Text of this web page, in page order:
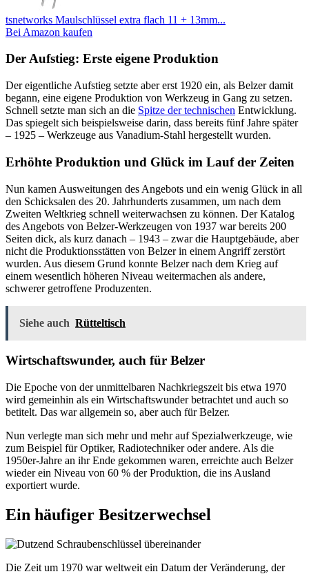
tsnetworks Maulschlüssel extra flach 11 + 13mm...
Bei Amazon kaufen
Der Aufstieg: Erste eigene Produktion
Der eigentliche Aufstieg setzte aber erst 1920 ein, als Belzer damit
begann, eine eigene Produktion von Werkzeug in Gang zu setzen.
Schnell setzte man sich an die Spitze der technischen Entwicklung.
Das spiegelt sich beispielsweise darin, dass bereits fünf Jahre später
– 1925 – Werkzeuge aus Vanadium-Stahl hergestellt wurden.
Erhöhte Produktion und Glück im Lauf der Zeiten
Nun kamen Ausweitungen des Angebots und ein wenig Glück in all
den Schicksalen des 20. Jahrhunderts zusammen, um nach dem
Zweiten Weltkrieg schnell weiterwachsen zu können. Der Katalog
des Angebots von Belzer-Werkzeugen von 1937 war bereits 200
Seiten dick, als kurz danach – 1943 – zwar die Hauptgebäude, aber
nicht die Produktionsstätten von Belzer in einem Angriff zerstört
wurden. Aus diesem Grund konnte Belzer nach dem Krieg auf
einem wesentlich höheren Niveau weitermachen als andere,
schwerer getroffene Produzenten.
Siehe auch Rütteltisch
Wirtschaftswunder, auch für Belzer
Die Epoche von der unmittelbaren Nachkriegszeit bis etwa 1970
wird gemeinhin als ein Wirtschaftswunder betrachtet und auch so
betitelt. Das war allgemein so, aber auch für Belzer.
Nun verlegte man sich mehr und mehr auf Spezialwerkzeuge, wie
zum Beispiel für Optiker, Radiotechniker oder andere. Als die
1950er-Jahre an ihr Ende gekommen waren, erreichte auch Belzer
wieder ein Niveau von 60 % der Produktion, die ins Ausland
exportiert wurde.
Ein häufiger Besitzerwechsel
Die Zeit um 1970 war weltweit ein Datum der Veränderung, der